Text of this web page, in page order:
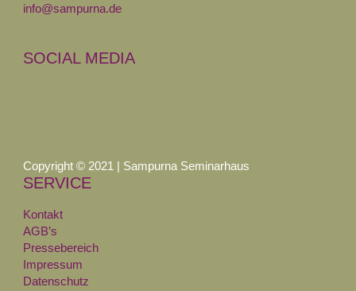
info@sampurna.de
SOCIAL MEDIA
Copyright © 2021 | Sampurna Seminarhaus
SERVICE
Kontakt
AGB’s
Pressebereich
Impressum
Datenschutz